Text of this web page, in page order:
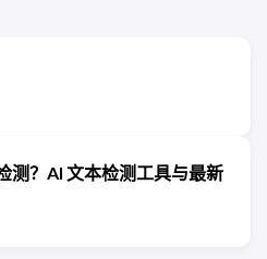
测？AI 文本检测工具与最新